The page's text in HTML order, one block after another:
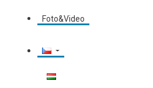
Foto&Video